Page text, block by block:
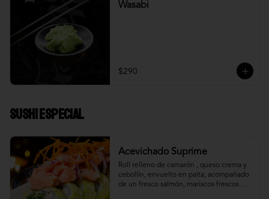
Wasabi
$290
Sushi Especial
Acevichado Suprime
Roll relleno de camarón , queso crema y
cebollín, envuelto en palta, acompañado
de un fresco salmón, mariscos frescos en